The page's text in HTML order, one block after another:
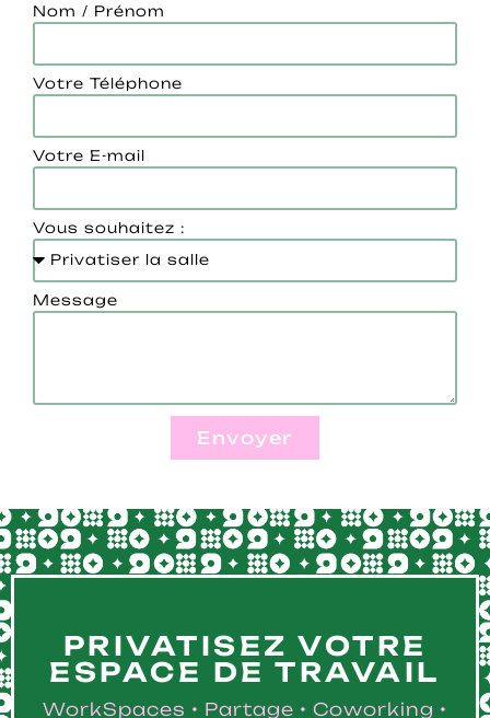
Nom / Prénom
Votre Téléphone
Votre E-mail
Vous souhaitez :
Message
Envoyer
PRIVATISEZ VOTRE
ESPACE DE TRAVAIL
WorkSpaces • Partage • Coworking •